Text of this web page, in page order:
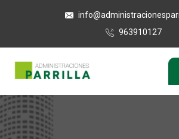
963910127